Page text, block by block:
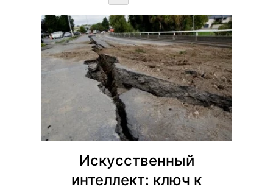
Искусственный
интеллект: ключ к